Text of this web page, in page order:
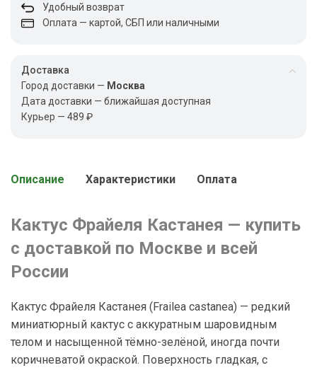
Удобный возврат
Оплата — картой, СБП или наличными
Доставка
Город доставки — Москва
Дата доставки — ближайшая доступная
Курьер — 489 ₽
Описание Характеристики Оплата
Кактус Фрайеля Кастанея — купить
с доставкой по Москве и всей
России
Кактус Фрайеля Кастанея (Frailea castanea) — редкий
миниатюрный кактус с аккуратным шаровидным
телом и насыщенной тёмно-зелёной, иногда почти
коричневатой окраской. Поверхность гладкая, с